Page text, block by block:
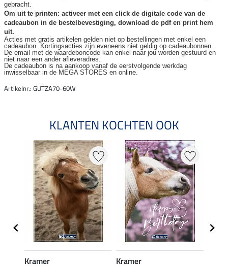
gebracht.
Om uit te printen: activeer met een click de digitale code van de
cadeaubon in de bestelbevestiging, download de pdf en print hem
uit.
Acties met gratis artikelen gelden niet op bestellingen met enkel een
cadeaubon. Kortingsacties zijn eveneens niet geldig op cadeaubonnen.
De email met de waardeboncode kan enkel naar jou worden gestuurd en
niet naar een ander afleveradres.
De cadeaubon is na aankoop vanaf de eerstvolgende werkdag
inwisselbaar in de MEGA STORES en online.
Artikelnr.: GUTZA70-60W
KLANTEN KOCHTEN OOK
Kramer
Kramer